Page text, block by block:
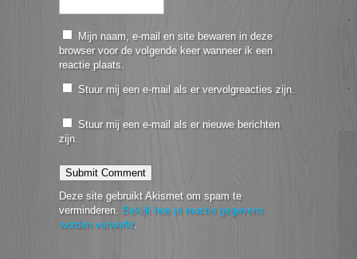
Mijn naam, e-mail en site bewaren in deze
browser voor de volgende keer wanneer ik een
reactie plaats.
Stuur mij een e-mail als er vervolgreacties zijn.
Stuur mij een e-mail als er nieuwe berichten
zijn.
Deze site gebruikt Akismet om spam te
verminderen. Bekijk hoe je reactie gegevens
worden verwerkt.